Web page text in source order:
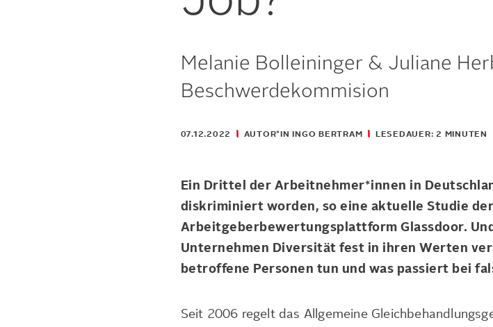
Melanie Bolleininger & Juliane
Beschwerdekommision
07.12.2022 AUTOR*IN INGO BERTRAM LESEDAUER: 2 MINUTEN
Ein Drittel der Arbeitnehmer*innen in
diskriminiert worden, so eine aktuelle Studie der
Arbeitgeberbewertungsplattform Glassdoor.
Unternehmen Diversität fest in ihren Werten
betroffene Personen tun und was passiert bei
Seit 2006 regelt das Allgemeine